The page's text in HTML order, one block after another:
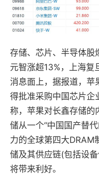
存储、芯片、半导体股
元智涨超13%，上海复
消息面上，据报道，苹
得批准采购中国芯片企
称，苹果对长鑫存储的
储从一个“中国国产替
力的全球第四大DRAM
储及其供应链(包括设
将带来利好。